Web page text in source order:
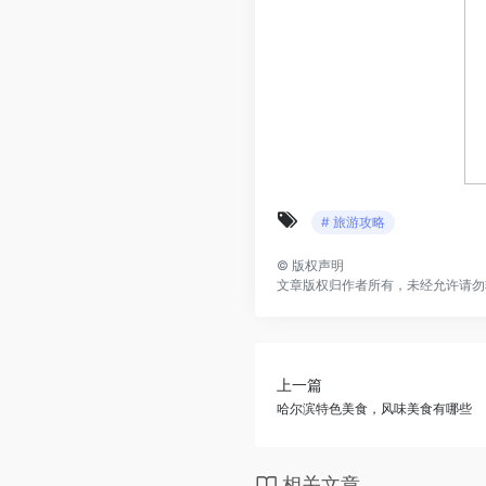
# 旅游攻略
© 版权声明
文章版权归作者所有，未经允许请
上一篇
哈尔滨特色美食，风味美食有哪些